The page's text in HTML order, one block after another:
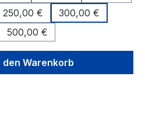
250,00 €
300,00 €
500,00 €
Wert
den Warenkorb